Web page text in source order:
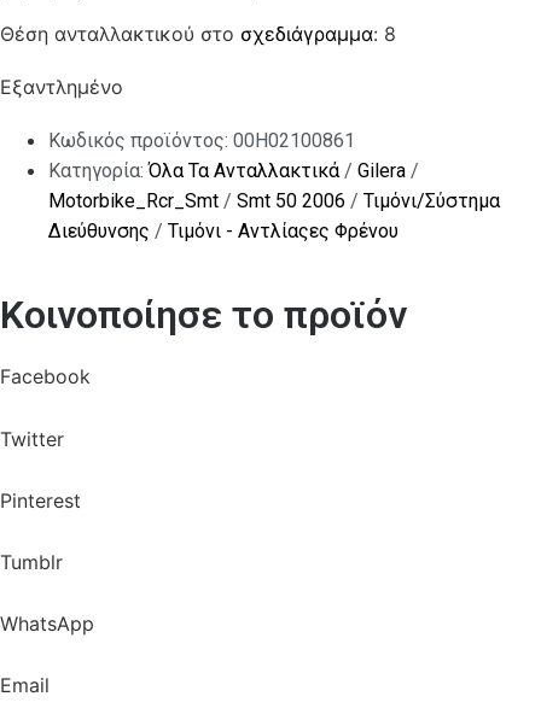
Θέση ανταλλακτικού στο σχεδιάγραμμα: 8
Εξαντλημένο
Κωδικός προϊόντος: 00H02100861
Κατηγορία:Όλα Τα Ανταλλακτικά/ Gilera /
Motorbike_Rcr_Smt / Smt 50 2006 / Τιμόνι/Σύστημα
Διεύθυνσης / Τιμόνι - Αντλίαςες Φρένου
Κοινοποίησε το προϊόν
Facebook
Twitter
Pinterest
Tumblr
WhatsApp
Email